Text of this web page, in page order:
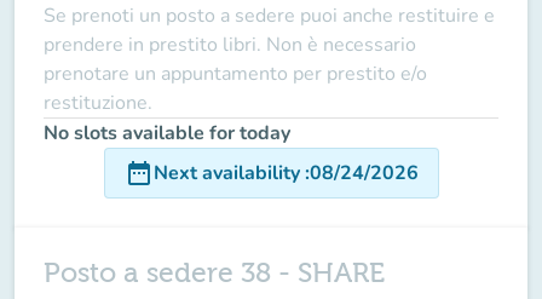
Se prenoti un posto a sedere puoi anche restituire e
prendere in prestito libri. Non è necessario
prenotare un appuntamento per prestito e/o
restituzione.
No slots available for today
date_rangeNext availability:08/24/2026
Posto a sedere 38 - SHARE